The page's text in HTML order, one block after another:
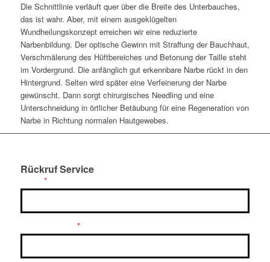
Die Schnittlinie verläuft quer über die Breite des Unterbauches,
das ist wahr. Aber, mit einem ausgeklügelten
Wundheilungskonzept erreichen wir eine reduzierte
Narbenbildung. Der optische Gewinn mit Straffung der Bauchhaut,
Verschmälerung des Hüftbereiches und Betonung der Taille steht
im Vordergrund. Die anfänglich gut erkennbare Narbe rückt in den
Hintergrund. Selten wird später eine Verfeinerung der Narbe
gewünscht. Dann sorgt chirurgisches Needling und eine
Unterschneidung in örtlicher Betäubung für eine Regeneration von
Narbe in Richtung normalen Hautgewebes.
Rückruf Service
*
*